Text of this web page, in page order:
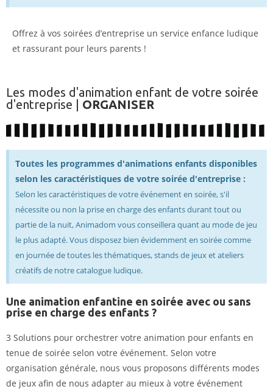
Offrez à vos soirées d’entreprise un service enfance ludique
et rassurant pour leurs parents !
Les modes d'animation enfant de votre soirée
d'entreprise | ORGANISER
Toutes les programmes d'animations enfants disponibles
selon les caractéristiques de votre soirée d'entreprise :
Selon les caractéristiques de votre événement en soirée, s'il
nécessite ou non la prise en charge des enfants durant tout ou
partie de la nuit, Animadom vous conseillera quant au mode de jeu
le plus adapté. Vous disposez bien évidemment en soirée comme
en journée de toutes les thématiques, stands de jeux et ateliers
créatifs de notre catalogue ludique.
Une animation enfantine en soirée avec ou sans
prise en charge des enfants ?
3 Solutions pour orchestrer votre animation pour enfants en
tenue de soirée selon votre événement. Selon votre
organisation générale, nous vous proposons différents modes
de jeux afin de nous adapter au mieux à votre événement